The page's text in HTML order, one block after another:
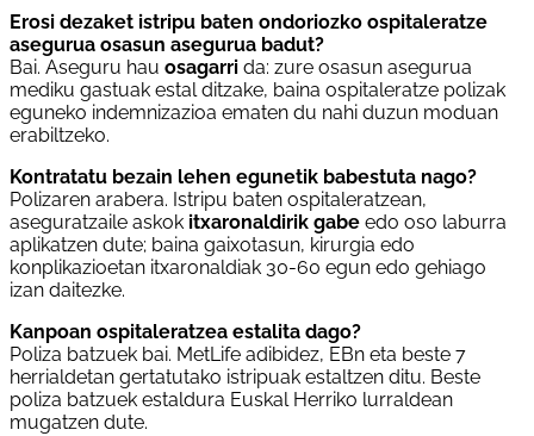
Erosi dezaket istripu baten ondoriozko ospitaleratze
asegurua osasun asegurua badut?
Bai. Aseguru hau osagarri da: zure osasun asegurua
mediku gastuak estal ditzake, baina ospitaleratze polizak
eguneko indemnizazioa ematen du nahi duzun moduan
erabiltzeko.
Kontratatu bezain lehen egunetik babestuta nago?
Polizaren arabera. Istripu baten ospitaleratzean,
aseguratzaile askok itxaronaldirik gabe edo oso laburra
aplikatzen dute; baina gaixotasun, kirurgia edo
konplikazioetan itxaronaldiak 30-60 egun edo gehiago
izan daitezke.
Kanpoan ospitaleratzea estalita dago?
Poliza batzuek bai. MetLife adibidez, EBn eta beste 7
herrialdetan gertatutako istripuak estaltzen ditu. Beste
poliza batzuek estaldura Euskal Herriko lurraldean
mugatzen dute.